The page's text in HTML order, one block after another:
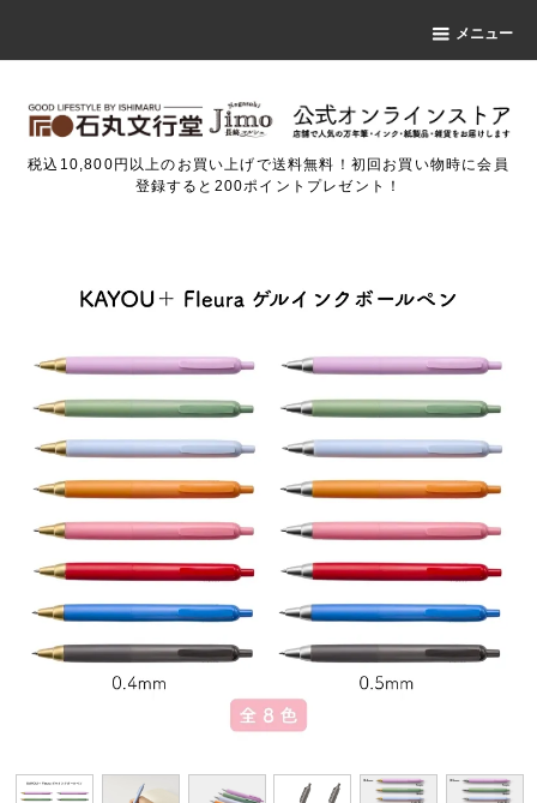
メニュー
税込10,800円以上のお買い上げで送料無料！初回お買い物時に会員
登録すると200ポイントプレゼント！